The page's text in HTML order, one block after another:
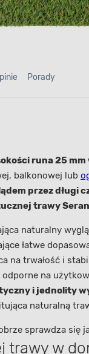
Porady
runa 25 mm
balkonowej lub
przez długi
trawy
naturalny
łatwe
na trwałość i
na
i jednolity
naturalną
sprawdza się
trawy w